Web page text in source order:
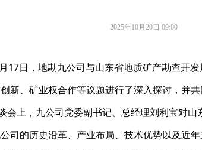
17日，地勘九公司与山东省地质矿产勘查开
新、矿业权合作等议题进行了深入探讨，并
会上，九公司党委副书记、总经理刘利宝对
司的历史沿革、产业布局、技术优势以及近
2025年10月20日 09:00